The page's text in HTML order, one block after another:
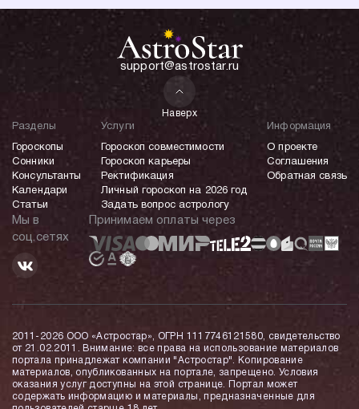
support@astrostar.ru
Наверх
Разделы
Гороскопы
Сонники
Консультанты
Календари
Статьи
Услуги
Гороскоп совместимости
Гороскоп карьеры
Ректификация
Личный гороскоп на 2026 год
Задать вопрос астрологу
Информация
О проекте
Соглашения
Обратная связь
Мы в
соц.сетях
Принимаем оплаты через
2011-2026 ООО «Астростар», ОГРН 1117746121580, свидетельство
от 21.02.2011. Внимание: все права на использование материалов
портала принадлежат компании "Астростар". Копирование
материалов, опубликованных на портале, запрещено. Условия
оказания услуг доступны на этой странице. Портал может
содержать информацию и материалы, предназначенные для